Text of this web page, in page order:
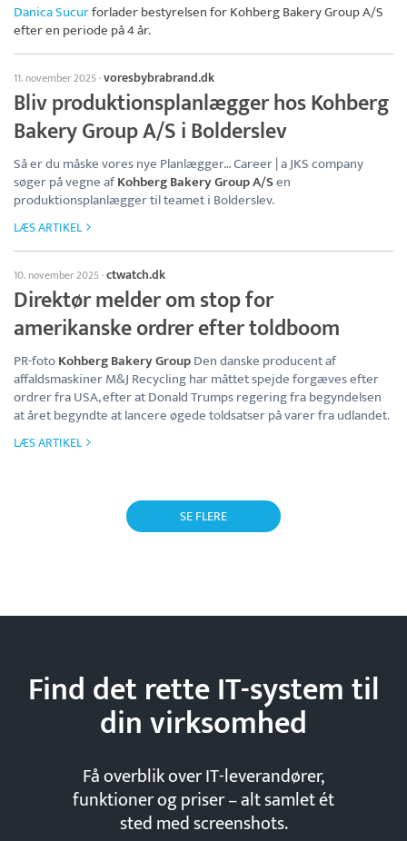
Danica Sucurforlader bestyrelsen forKohberg Bakery Group A/S
efter en periode på 4 år.
11. november 2025·voresbybrabrand.dk
Bliv produktionsplanlægger hos Kohberg
Bakery Group A/S i Bolderslev
Så er du måske vores nye Planlægger… Career | a JKS company
søger på vegne afKohberg Bakery Group A/Sen
produktionsplanlægger til teamet i Bolderslev.
LÆS ARTIKEL
10. november 2025·ctwatch.dk
Direktør melder om stop for
amerikanske ordrer efter toldboom
PR-fotoKohberg Bakery GroupDen danske producent af
affaldsmaskiner M&J Recycling har måttet spejde forgæves efter
ordrer fra USA, efter at Donald Trumps regering fra begyndelsen
at året begyndte at lancere øgede toldsatser på varer fra udlandet.
LÆS ARTIKEL
SE FLERE
Find det rette IT-system til
dinvirksomhed
Få overblik over IT-leverandører,
funktioner og priser – alt samlet ét
sted med screenshots.